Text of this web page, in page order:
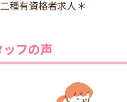
種有資格者求人＊
フの声